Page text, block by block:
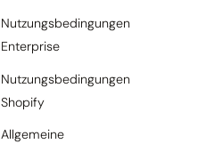
Nutzungsbedingungen
Enterprise
Nutzungsbedingungen
Shopify
Allgemeine